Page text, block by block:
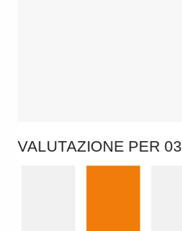
VALUTAZIONE PER